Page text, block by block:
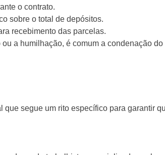
o contrato.
sobre o total de depósitos.
recebimento das parcelas.
a humilhação, é comum a condenação
segue um rito específico para garantir